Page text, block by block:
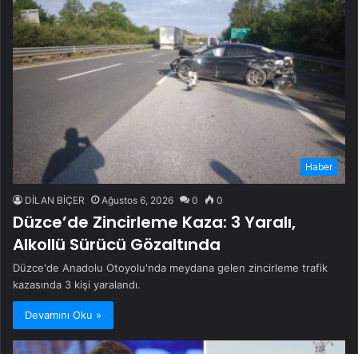
Haber
DİLAN BİÇER Ağustos 6, 2026 0 0
Düzce’de Zincirleme Kaza: 3 Yaralı,
Alkollü Sürücü Gözaltında
Düzce'de Anadolu Otoyolu'nda meydana gelen zincirleme trafik
kazasında 3 kişi yaralandı.
Devamını Oku »